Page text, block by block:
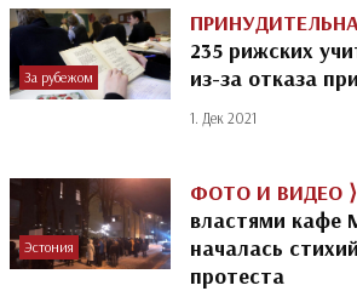
За рубежом
235 рижских
из-за отказа
1. Дек 2021
Эстония
ФОТО И ВИДЕО ⟩
властями кафе
началась
протеста